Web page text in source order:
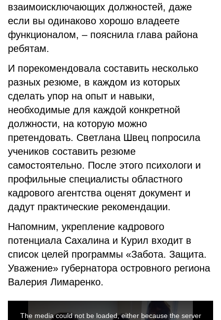
взаимоисключающих должностей, даже
если вы одинаково хорошо владеете
функционалом, – пояснила глава района
ребятам.
И порекомендовала составить несколько
разных резюме, в каждом из которых
сделать упор на опыт и навыки,
необходимые для каждой конкретной
должности, на которую можно
претендовать. Светлана Швец попросила
учеников составить резюме
самостоятельно. После этого психологи и
профильные специалисты областного
кадрового агентства оценят документ и
дадут практические рекомендации.
Напомним, укрепление кадрового
потенциала Сахалина и Курил входит в
список целей программы «Забота. Защита.
Уважение» губернатора островного региона
Валерия Лимаренко.
The media could not be loaded, either because the server